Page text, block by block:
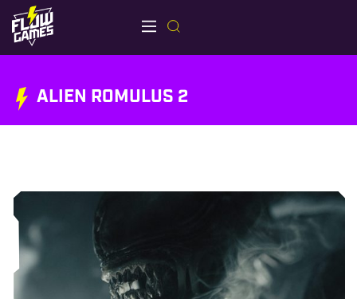
ALIEN ROMULUS 2